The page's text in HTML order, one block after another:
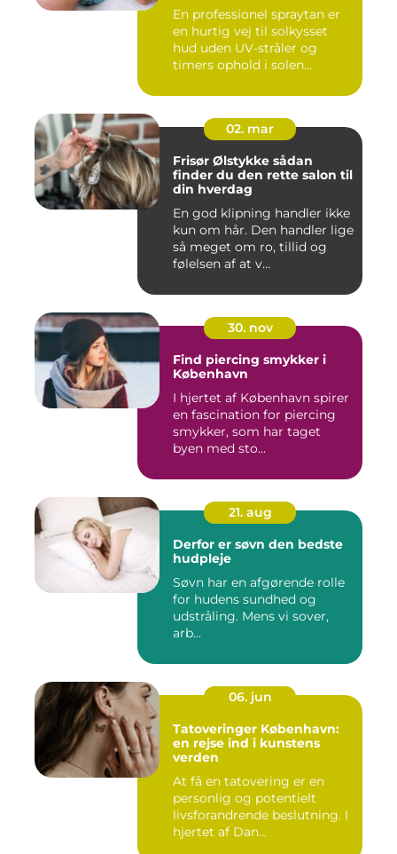
En professionel spraytan er
en hurtig vej til solkysset
hud uden UV-stråler og
timers ophold i solen...
02. mar
Frisør Ølstykke sådan
finder du den rette salon til
din hverdag
En god klipning handler ikke
kun om hår. Den handler lige
så meget om ro, tillid og
følelsen af at v...
30. nov
Find piercing smykker i
København
I hjertet af København spirer
en fascination for piercing
smykker, som har taget
byen med sto...
21. aug
Derfor er søvn den bedste
hudpleje
Søvn har en afgørende rolle
for hudens sundhed og
udstråling. Mens vi sover,
arb...
06. jun
Tatoveringer København:
en rejse ind i kunstens
verden
At få en tatovering er en
personlig og potentielt
livsforandrende beslutning. I
hjertet af Dan...